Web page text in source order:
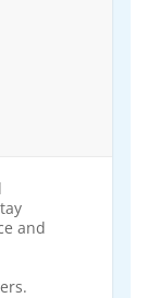
and